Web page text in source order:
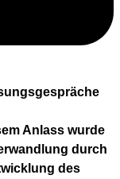
Anlass wurde
durch
des